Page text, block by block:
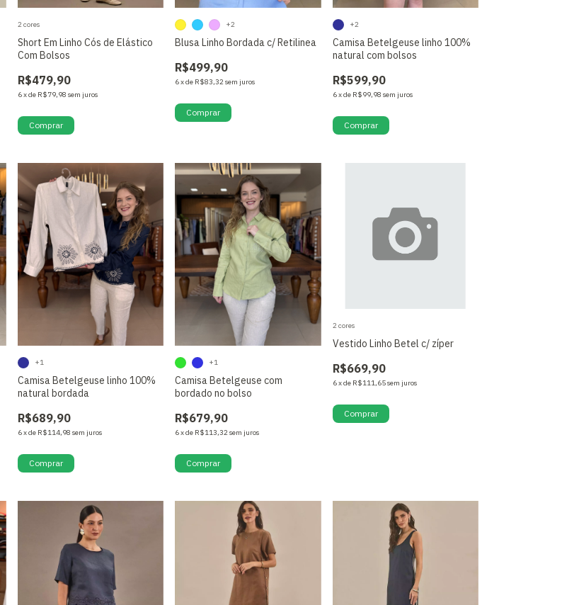
Short Em Linho Cós de Elástico
Com Bolsos
R$479,90
6xde R$79,98 sem juros
2 cores
Comprar
Blusa Linho Bordada c/ Retilinea
R$499,90
6xde R$83,32sem juros
+2
Comprar
Camisa Betelgeuse linho 100%
natural com bolsos
R$599,90
6xde R$99,98 sem juros
+2
Comprar
Camisa Betelgeuse linho 100%
natural bordada
R$689,90
6xde R$114,98 sem juros
+1
Comprar
Camisa Betelgeuse com
bordado no bolso
R$679,90
6xde R$113,32sem juros
+1
Comprar
Vestido Linho Betel c/ zíper
R$669,90
6xde R$111,65sem juros
2 cores
Comprar